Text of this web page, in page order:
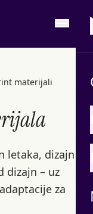
materijali
letaka, dizajn
dizajn – uz
za